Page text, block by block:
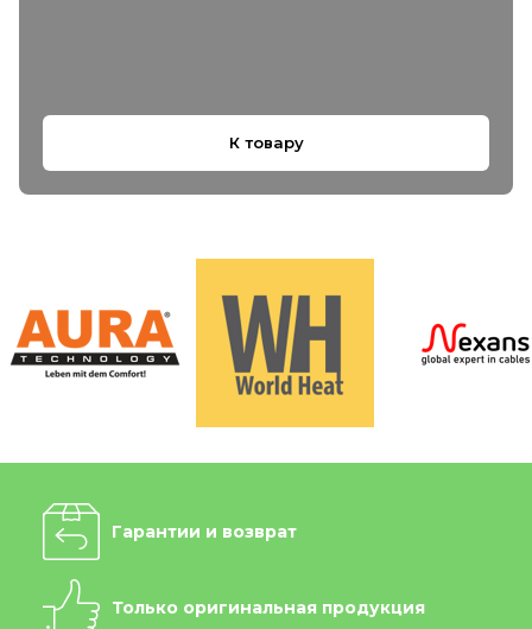
К товару
Гарантии и возврат
Только оригинальная продукция